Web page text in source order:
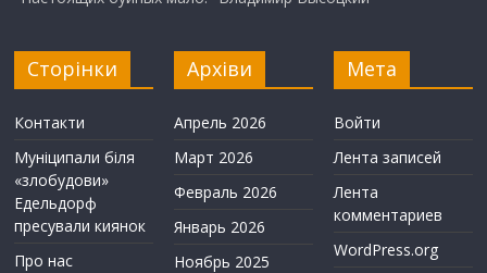
Сторінки
Контакти
Муніципали біля
«злобудови»
Едельдорф
пресували киянок
Про нас
Архіви
Апрель 2026
Март 2026
Февраль 2026
Январь 2026
Ноябрь 2025
Мета
Войти
Лента записей
Лента
комментариев
WordPress.org